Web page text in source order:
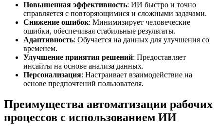
Повышенная эффективность: ИИ быстро и точно
справляется с повторяющимися и сложными задачами.
Снижение ошибок: Минимизирует человеческие
ошибки, обеспечивая стабильные результаты.
Адаптивность: Обучается на данных для улучшения со
временем.
Улучшение принятия решений: Предоставляет
инсайты на основе анализа данных.
Персонализация: Настраивает взаимодействие на
основе предпочтений пользователя.
Преимущества автоматизации рабочих
процессов с использованием ИИ